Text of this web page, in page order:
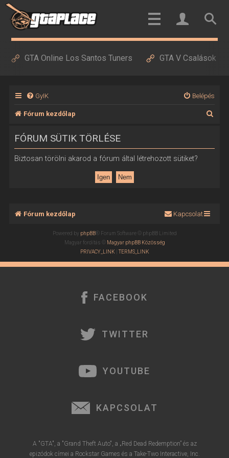
GTA Online Los Santos Tuners GTA V Csalások
GyIK Belépés
Fórum kezdőlap
FÓRUM SÜTIK TÖRLÉSE
Biztosan törölni akarod a fórum által létrehozott sütiket?
Fórum kezdőlap Kapcsolat
Powered by phpBB® Forum Software © phpBB Limited
Magyar fordítás © Magyar phpBB Közösség
PRIVACY_LINK |TERMS_LINK
FACEBOOK
TWITTER
YOUTUBE
KAPCSOLAT
A "GTA", a "Grand Theft Auto", a „Red Dead Redemption” és az
epizódok címei a Rockstar Games és a Take-Two Interactive, Inc.